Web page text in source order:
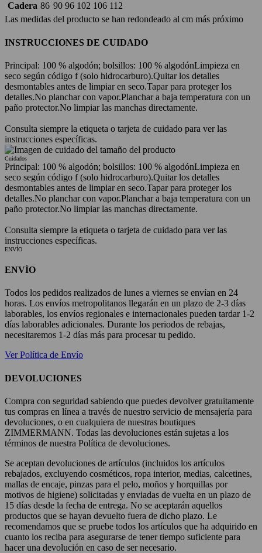
Cadera 86 90 96 102 106 112
Las medidas del producto se han redondeado al cm más próximo
INSTRUCCIONES DE CUIDADO
Principal: 100 % algodón; bolsillos: 100 % algodónLimpieza en
seco según código f (solo hidrocarburo).Quitar los detalles
desmontables antes de limpiar en seco.Tapar para proteger los
detalles.No planchar con vapor.Planchar a baja temperatura con un
paño protector.No limpiar las manchas directamente.
Consulta siempre la etiqueta o tarjeta de cuidado para ver las
instrucciones específicas.
Cuidados
Principal: 100 % algodón; bolsillos: 100 % algodónLimpieza en
seco según código f (solo hidrocarburo).Quitar los detalles
desmontables antes de limpiar en seco.Tapar para proteger los
detalles.No planchar con vapor.Planchar a baja temperatura con un
paño protector.No limpiar las manchas directamente.
Consulta siempre la etiqueta o tarjeta de cuidado para ver las
instrucciones específicas.
ENVÍO
ENVÍO
Todos los pedidos realizados de lunes a viernes se envían en 24
horas. Los envíos metropolitanos llegarán en un plazo de 2-3 días
laborables, los envíos regionales e internacionales pueden tardar 1-2
días laborables adicionales. Durante los periodos de rebajas,
necesitaremos 1-2 días más para procesar tu pedido.
Ver Política de Envío
DEVOLUCIONES
Compra con seguridad sabiendo que puedes devolver gratuitamente
tus compras en línea a través de nuestro servicio de mensajería para
devoluciones, o en cualquiera de nuestras boutiques
ZIMMERMANN. Todas las devoluciones están sujetas a los
términos de nuestra Política de devoluciones.
Se aceptan devoluciones de artículos (incluidos los artículos
rebajados, excluyendo cosméticos, ropa interior, medias, calcetines,
mallas de encaje, pinzas para el pelo, moños y horquillas por
motivos de higiene) solicitadas y enviadas de vuelta en un plazo de
15 días desde la fecha de entrega. No se aceptarán aquellos
productos que se hayan devuelto fuera de dicho plazo. Le
recomendamos que se pruebe todos los artículos que ha adquirido en
cuanto los reciba para asegurarse de tener tiempo suficiente para
hacer una devolución en caso de ser necesario.